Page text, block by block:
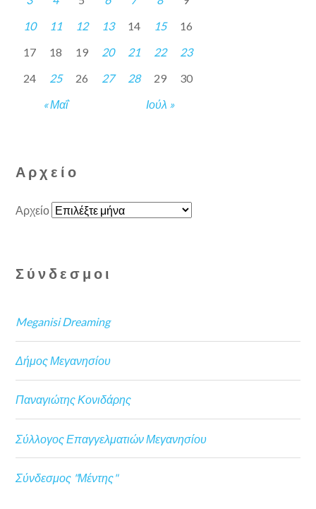
« Μαΐ Ιούλ »
10
11 12 13 14 15
16
17
18 19 20 21 22
23
24
25 26 27 28 29 30
Αρχείο
Αρχείο
Σύνδεσμοι
Meganisi Dreaming
Δήμος Μεγανησίου
Παναγιώτης Κονιδάρης
Σύλλογος Επαγγελματιών Μεγανησίου
Σύνδεσμος "Μέντης"